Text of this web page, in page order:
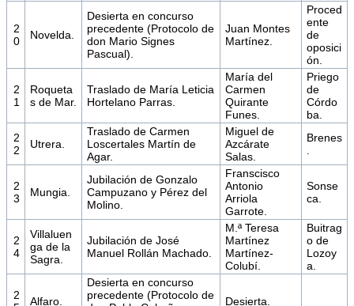
2
0
Novelda.
Desierta en concurso
precedente (Protocolo de
don Mario Signes
Pascual).
Juan Montes
Martínez.
Proced
ente
de
oposici
ón.
2
1
Roqueta
s de Mar.
Traslado de María Leticia
Hortelano Parras.
María del
Carmen
Quirante
Funes.
Priego
de
Córdo
ba.
2
2
Utrera.
Traslado de Carmen
Loscertales Martín de
Agar.
Miguel de
Azcárate
Salas.
Brenes
2
3
Mungia.
Jubilación de Gonzalo
Campuzano y Pérez del
Molino.
Franscisco
Antonio
Arriola
Garrote.
Sonse
ca.
2
4
Villaluen
ga de la
Sagra.
Jubilación de José
Manuel Rollán Machado.
M.ª Teresa
Martínez
Martínez-
Colubí.
Buitrag
o de
Lozoy
a.
2
Alfaro.
Desierta en concurso
precedente (Protocolo de
Desierta.